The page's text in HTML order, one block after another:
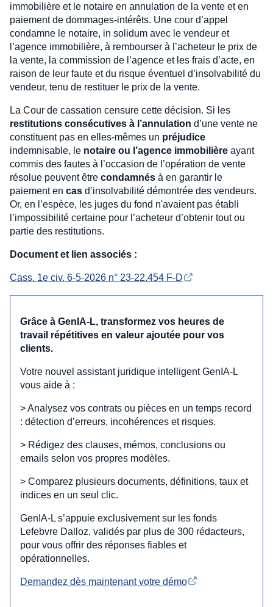
immobilière et le notaire en annulation de la vente et en
paiement de dommages-intérêts. Une cour d’appel
condamne le notaire, in solidum avec le vendeur et
l’agence immobilière, à rembourser à l’acheteur le prix de
la vente, la commission de l’agence et les frais d’acte, en
raison de leur faute et du risque éventuel d’insolvabilité du
vendeur, tenu de restituer le prix de la vente.
La Cour de cassation censure cette décision. Si les
restitutions consécutives à l’annulation d’une vente ne
constituent pas en elles-mêmes un préjudice
indemnisable, le notaire ou l’agence immobilière ayant
commis des fautes à l’occasion de l’opération de vente
résolue peuvent être condamnés à en garantir le
paiement en cas d’insolvabilité démontrée des vendeurs.
Or, en l’espèce, les juges du fond n'avaient pas établi
l’impossibilité certaine pour l’acheteur d’obtenir tout ou
partie des restitutions.
Document et lien associés :
Cass. 1e civ. 6-5-2026 n° 23-22.454 F-D
Grâce à GenIA‑L, transformez vos heures de
travail répétitives en valeur ajoutée pour vos
clients.
Votre nouvel assistant juridique intelligent GenIA‑L
vous aide à :
> Analysez vos contrats ou pièces en un temps record
: détection d’erreurs, incohérences et risques.
> Rédigez des clauses, mémos, conclusions ou
emails selon vos propres modèles.
> Comparez plusieurs documents, définitions, taux et
indices en un seul clic.
GenIA‑L s’appuie exclusivement sur les fonds
Lefebvre Dalloz, validés par plus de 300 rédacteurs,
pour vous offrir des réponses fiables et
opérationnelles.
Demandez dès maintenant votre démo